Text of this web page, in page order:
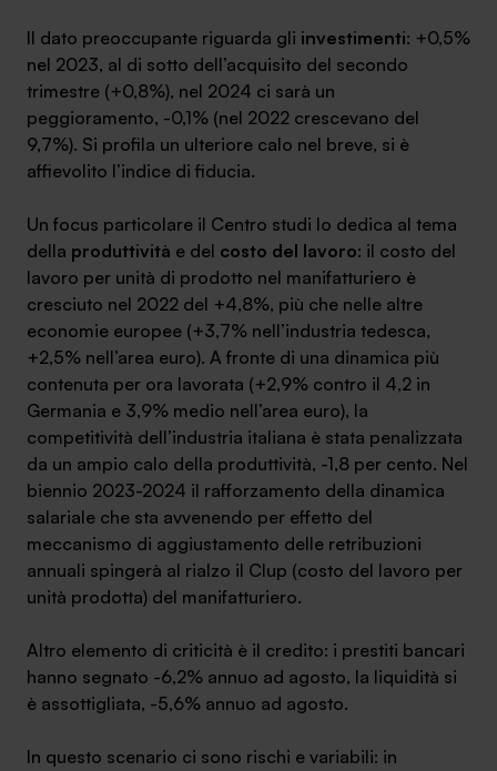
Il dato preoccupante riguarda gli investimenti: +0,5%
nel 2023, al di sotto dell’acquisito del secondo
trimestre (+0,8%), nel 2024 ci sarà un
peggioramento, -0,1% (nel 2022 crescevano del
9,7%). Si profila un ulteriore calo nel breve, si è
affievolito l’indice di fiducia.
Un focus particolare il Centro studi lo dedica al tema
della produttività e del costo del lavoro: il costo del
lavoro per unità di prodotto nel manifatturiero è
cresciuto nel 2022 del +4,8%, più che nelle altre
economie europee (+3,7% nell’industria tedesca,
+2,5% nell’area euro). A fronte di una dinamica più
contenuta per ora lavorata (+2,9% contro il 4,2 in
Germania e 3,9% medio nell’area euro), la
competitività dell’industria italiana è stata penalizzata
da un ampio calo della produttività, -1,8 per cento. Nel
biennio 2023-2024 il rafforzamento della dinamica
salariale che sta avvenendo per effetto del
meccanismo di aggiustamento delle retribuzioni
annuali spingerà al rialzo il Clup (costo del lavoro per
unità prodotta) del manifatturiero.
Altro elemento di criticità è il credito: i prestiti bancari
hanno segnato -6,2% annuo ad agosto, la liquidità si
è assottigliata, -5,6% annuo ad agosto.
In questo scenario ci sono rischi e variabili: in